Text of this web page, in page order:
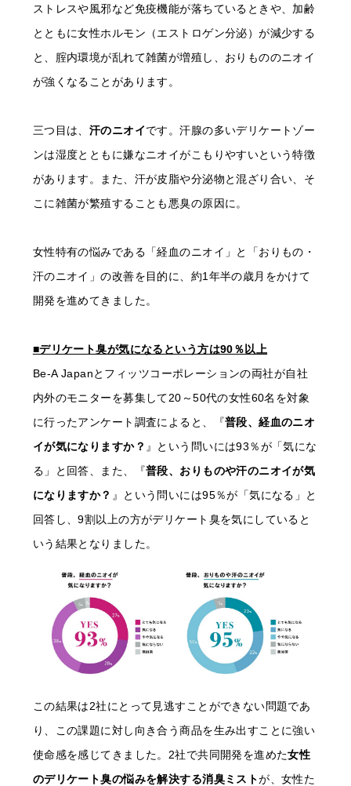
ストレスや風邪など免疫機能が落ちているときや、加齢
とともに女性ホルモン（エストロゲン分泌）が減少する
と、腟内環境が乱れて雑菌が増殖し、おりもののニオイ
が強くなることがあります。
三つ目は、 汗のニオイです。汗腺の多いデリケートゾー
ンは湿度とともに嫌なニオイがこもりやすいという特徴
があります。また、汗が皮脂や分泌物と混ざり合い、そ
こに雑菌が繁殖することも悪臭の原因に。
女性特有の悩みである「経血のニオイ」と「おりもの・
汗のニオイ」の改善を目的に、約1年半の歳月をかけて
開発を進めてきました。
■デリケート臭が気になるという方は90％以上
Be-A Japanとフィッツコーポレーションの両社が自社
内外のモニターを募集して20～50代の女性60名を対象
に行ったアンケート調査によると、『普段、経血のニオ
イが気になりますか？ 』という問いには93％が「気にな
る」と回答、また、『普段、おりものや汗のニオイが気
になりますか？ 』という問いには95％が「気になる」と
回答し、9割以上の方がデリケート臭を気にしていると
いう結果となりました。
この結果は2社にとって見逃すことができない問題であ
り、この課題に対し向き合う商品を生み出すことに強い
使命感を感じてきました。2社で共同開発を進めた女性
のデリケート臭の悩みを解決する消臭ミストが、女性た